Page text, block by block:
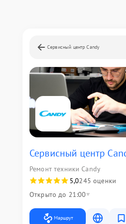
Сервисный центр Candy
Сервисный центр
Ремонт техники Candy
5,0245 оценки
Открыто до 21:00
Маршрут